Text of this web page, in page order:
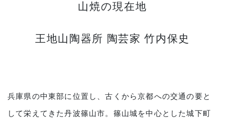
山焼の現在地
王地山陶器所 陶芸家 竹内保史
兵庫県の中東部に位置し、古くから京都への交通の要と
して栄えてきた丹波篠山市。篠山城を中心とした城下町